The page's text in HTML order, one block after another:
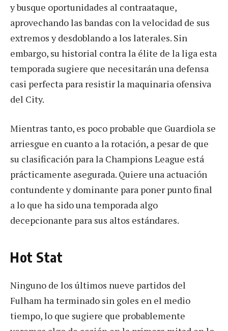
y busque oportunidades al contraataque,
aprovechando las bandas con la velocidad de sus
extremos y desdoblando a los laterales. Sin
embargo, su historial contra la élite de la liga esta
temporada sugiere que necesitarán una defensa
casi perfecta para resistir la maquinaria ofensiva
del City.
Mientras tanto, es poco probable que Guardiola se
arriesgue en cuanto a la rotación, a pesar de que
su clasificación para la Champions League está
prácticamente asegurada. Quiere una actuación
contundente y dominante para poner punto final
a lo que ha sido una temporada algo
decepcionante para sus altos estándares.
Hot Stat
Ninguno de los últimos nueve partidos del
Fulham ha terminado sin goles en el medio
tiempo, lo que sugiere que probablemente